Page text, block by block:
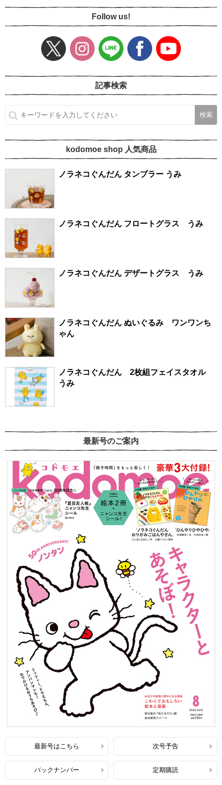
Follow us!
記事検索
kodomoe shop 人気商品
ノラネコぐんだん タンブラー うみ
ノラネコぐんだん フロートグラス うみ
ノラネコぐんだん デザートグラス うみ
ノラネコぐんだん ぬいぐるみ ワンワンち
ゃん
ノラネコぐんだん 2枚組フェイスタオル
うみ
最新号のご案内
最新号はこちら 次号予告
バックナンバー 定期購読